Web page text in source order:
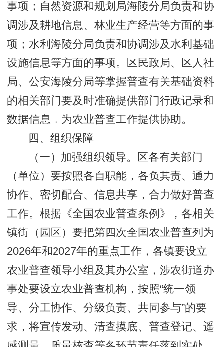
事项；自然资源和规划局海陵分局负责和协
调涉及耕地信息、林业生产经营等方面的事
项；水利海陵分局负责和协调涉及水利基础
设施信息等方面的事项。区民政局、区人社
局、公安海陵分局等掌握普查有关基础资料
的相关部门要及时准确提供部门行政记录和
数据信息，为农业普查工作提供协助。
四、组织保障
（一）加强组织领导。区各有关部门
（单位）要按照各自职能，各负其责、通力
协作、密切配合、信息共享，合力做好普查
工作。根据《全国农业普查条例》，各相关
镇街（园区）要把第四次全国农业普查列为
2026年和2027年的重点工作，各镇要设立
农业普查领导小组及其办公室，涉农街道办
事处要设立农业普查机构，按照“统一领
导、分工协作、分级负责、共同参与”的要
求，将宣传发动、清查摸底、普查登记、遥